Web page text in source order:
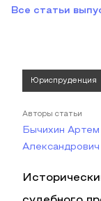
Все статьи
Юриспруденция
Авторы статьи
Бычихин
Александрович